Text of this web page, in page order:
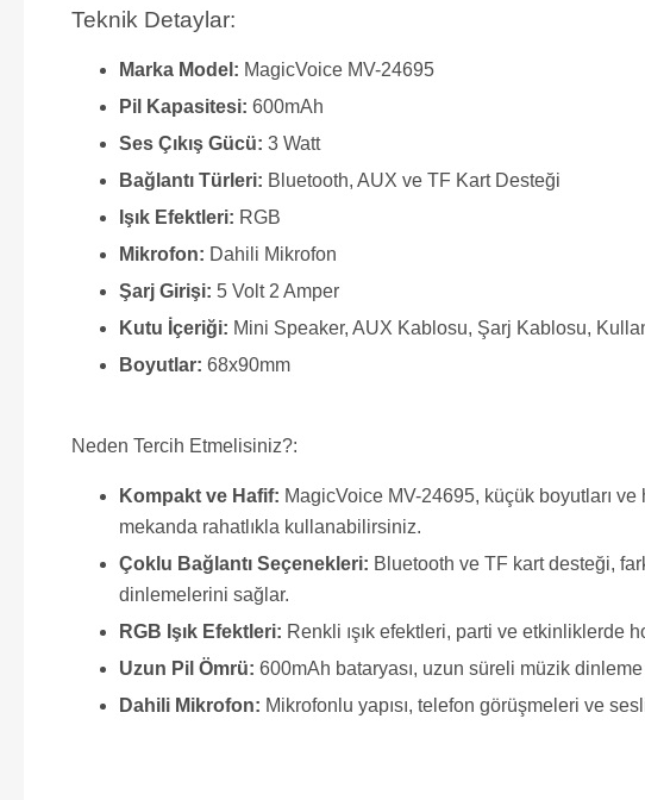
Teknik Detaylar:
Marka Model: MagicVoice MV-24695
Pil Kapasitesi: 600mAh
Ses Çıkış Gücü: 3 Watt
Bağlantı Türleri: Bluetooth, AUX ve TF Kart Desteği
Işık Efektleri: RGB
Mikrofon: Dahili Mikrofon
Şarj Girişi: 5 Volt 2 Amper
Kutu İçeriği: Mini Speaker, AUX Kablosu, Şarj Kablosu,
Boyutlar: 68x90mm
Neden Tercih Etmelisiniz?:
Kompakt ve Hafif: MagicVoice MV-24695, küçük boyutları ve
mekanda rahatlıkla kullanabilirsiniz.
Çoklu Bağlantı Seçenekleri: Bluetooth ve TF kart desteği,
dinlemelerini sağlar.
RGB Işık Efektleri: Renkli ışık efektleri, parti ve etkinliklerde
Uzun Pil Ömrü: 600mAh bataryası, uzun süreli müzik
Dahili Mikrofon: Mikrofonlu yapısı, telefon görüşmeleri ve